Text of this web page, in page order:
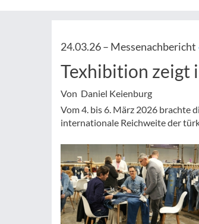
24.03.26 – Messenachbericht
Texhibition zeigt
Von Daniel Keienburg
Vom 4. bis 6. März 2026 brachte
internationale Reichweite der